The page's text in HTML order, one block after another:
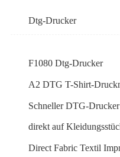
Dtg-Drucker
F1080 Dtg-Drucker
A2 DTG T-Shirt-
Schneller DTG-
direkt auf
Direct Fabric Textil